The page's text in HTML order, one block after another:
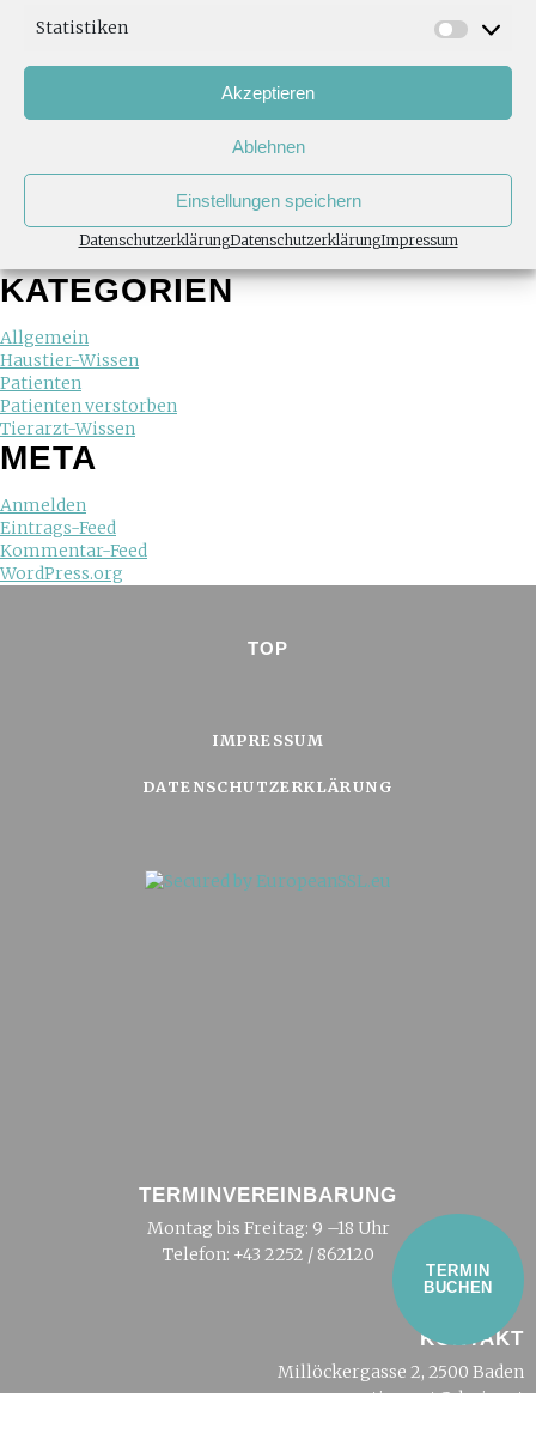
Statistiken
Akzeptieren
Ablehnen
Einstellungen speichern
DatenschutzerklärungDatenschutzerklärungImpressum
August 2018
Februar 2018
November 2017
März 2017
KATEGORIEN
Allgemein
Haustier-Wissen
Patienten
Patienten verstorben
Tierarzt-Wissen
META
Anmelden
Eintrags-Feed
Kommentar-Feed
WordPress.org
TOP
IMPRESSUM
DATENSCHUTZERKLÄRUNG
TERMIN
BUCHEN
TERMINVEREINBARUNG
Montag bis Freitag: 9 –18 Uhr
Telefon: +43 2252 / 862120
KONTAKT
Millöckergasse 2, 2500 Baden
tierarzt@dreier.at